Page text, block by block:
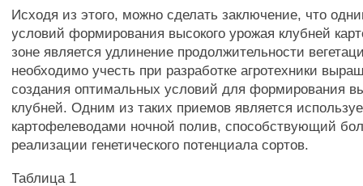
Исходя из этого, можно сделать заключение, что
условий формирования высокого урожая клубней
зоне является удлинение продолжительности
необходимо учесть при разработке агротехники
создания оптимальных условий для формирования
клубней. Одним из таких приемов является
картофелеводами ночной полив, способствующий
реализации генетического потенциала сортов.
Таблица 1